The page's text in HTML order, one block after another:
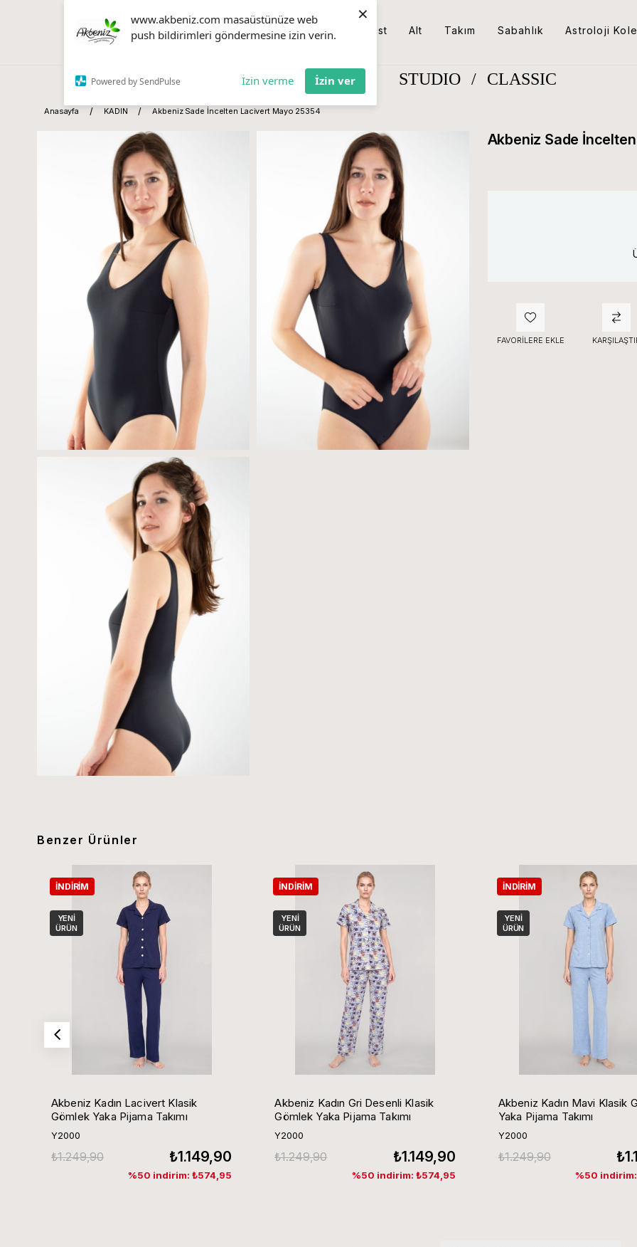
www.akbeniz.com masaüstünüze web
push bildirimleri göndermesine izin verin.
Powered by SendPulse İzin verme İzin ver
×
Üst Alt Takım Sabahlık Astroloji
STUDIO / CLASSIC
Anasayfa KADIN Akbeniz Sade İncelten Lacivert Mayo 25354
Akbeniz Sade
FAVORILERE EKLE
Benzer Ürünler
Akbeniz Kadın Lacivert Klasik
Gömlek Yaka Pijama Takımı
Y2000
₺1.149,90
₺1.249,90
%50 indirim: ₺574,95
İNDIRIM
YENI
ÜRÜN
Akbeniz Kadın Gri Desenli Klasik
Gömlek Yaka Pijama Takımı
Y2000
₺1.149,90
₺1.249,90
%50 indirim: ₺574,95
İNDIRIM
YENI
ÜRÜN
Akbeniz Kadın Mavi Klasik
Yaka Pijama Takımı
Y2000
₺1.249,90
%50
İNDIRIM
YENI
ÜRÜN